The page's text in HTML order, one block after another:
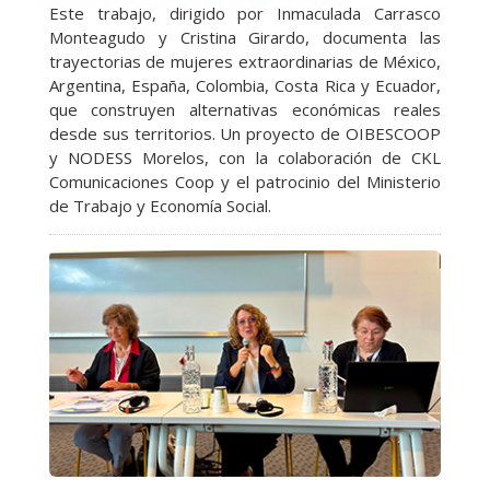
Este trabajo, dirigido por Inmaculada Carrasco
Monteagudo y Cristina Girardo, documenta las
trayectorias de mujeres extraordinarias de México,
Argentina, España, Colombia, Costa Rica y Ecuador,
que construyen alternativas económicas reales
desde sus territorios. Un proyecto de OIBESCOOP
y NODESS Morelos, con la colaboración de CKL
Comunicaciones Coop y el patrocinio del Ministerio
de Trabajo y Economía Social.